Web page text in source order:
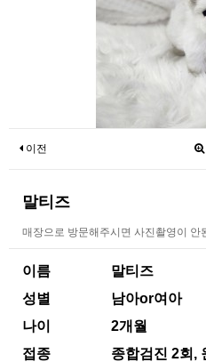
이전
말티즈
매장으로 방문해주시면 사진촬영이 안
이름
말티즈
성별
남아or여아
나이
2개월
접종
종합검진 2회,